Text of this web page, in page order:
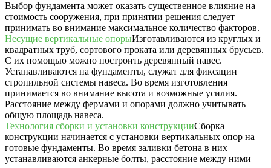
Выбор фундамента может оказать существенное влияние на
стоимость сооружения, при принятии решения следует
принимать во внимание максимальное количество факторов.
Несущие вертикальные опорыИзготавливаются из круглых и
квадратных труб, сортового проката или деревянных брусьев.
С их помощью можно построить деревянный навес.
Устанавливаются на фундаменты, служат для фиксации
стропильной системы навеса. Во время изготовления
принимается во внимание высота и возможные усилия.
Расстояние между фермами и опорами должно учитывать
общую площадь навеса.
Технология сборки и установки конструкцииСборка
конструкции начинается с установки вертикальных опор на
готовые фундаменты. Во время заливки бетона в них
устанавливаются анкерные болты, расстояние между ними